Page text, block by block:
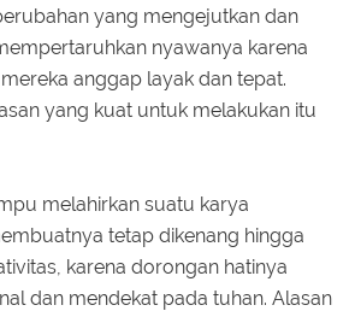
yang mengejutkan dan
nyawanya karena
anggap layak dan tepat.
yang kuat untuk melakukan itu
melahirkan suatu karya
tetap dikenang hingga
karena dorongan hatinya
dan mendekat pada tuhan. Alasan